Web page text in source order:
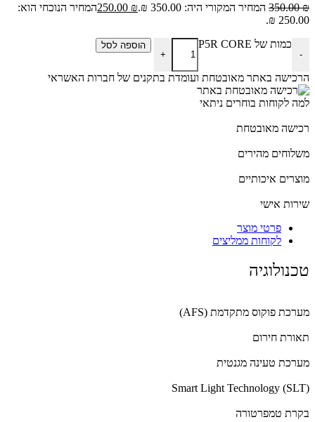
350.00₪ המחיר המקורי היה: 350.00 ₪. 250.00 ₪
המחיר הנוכחי הוא:
250.00 ₪.
-
כמות של P5R CORE
+
הוספה לסל
הרכישה באתר מאובטחת ועומדת בתקנים של חברות האשראי
למה לקוחות בוחרים ניתאי
רכישה מאובטחת
משלוחים מהירים
מוצרים איכותיים
שירות אישי
פרטי מוצר
לקוחות ממליצים
טכנולוגיה
מערכת פוקוס מתקדמת (AFS)
תאורת חירום
מערכת טעינה מגנטית
Smart Light Technology (SLT)
בקרת טמפרטורה